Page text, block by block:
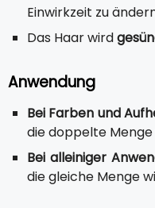
Einwirkzeit zu
Das Haar wird
Anwendung
Bei Farben und
die doppelte Menge
Bei alleiniger
die gleiche Menge